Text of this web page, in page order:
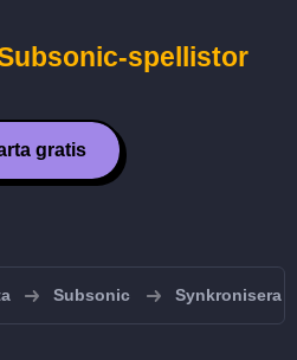
spellistor
gratis
Subsonic Synkronisera